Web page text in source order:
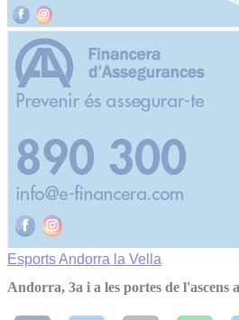
EsportsAndorra la Vella
Andorra, 3a i a les portes de l'ascens